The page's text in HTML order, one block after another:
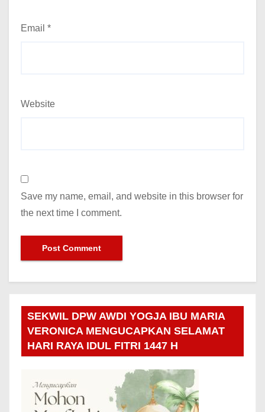
Email *
Website
Save my name, email, and website in this browser for
the next time I comment.
SEKWIL DPW AWDI YOGJA IBU MARIA
VERONICA MENGUCAPKAN SELAMAT
HARI RAYA IDUL FITRI 1447 H